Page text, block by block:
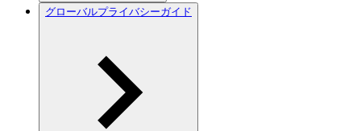
グローバルプライバシーガイド